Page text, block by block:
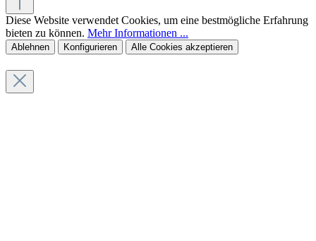
Diese Website verwendet Cookies, um eine bestmögliche Erfahrung
bieten zu können. Mehr Informationen ...
Ablehnen Konfigurieren Alle Cookies akzeptieren